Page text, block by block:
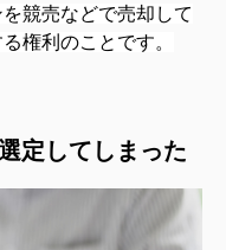
競売などで売却して
権利のことです。
定してしまった